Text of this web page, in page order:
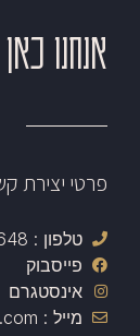
אנחנו
פרטי יצירת
טלפון : 0526683648
פייסבוק
אינסטגרם
מייל : adeenkhan1415@gmail.com